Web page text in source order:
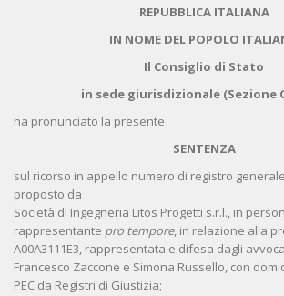
REPUBBLICA ITALIANA
IN NOME DEL POPOLO
Il Consiglio di Stato
in sede giurisdizionale (Sezione
ha pronunciato la presente
SENTENZA
sul ricorso in appello numero di registro
proposto da
Società di Ingegneria Litos Progetti s.r.l., in
rappresentante pro tempore, in relazione alla
A00A3111E3, rappresentata e difesa dagli
Francesco Zaccone e Simona Russello, con
PEC da Registri di Giustizia;